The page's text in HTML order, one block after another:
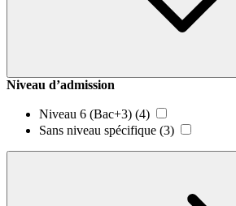
Niveau d’admission
Niveau 6 (Bac+3) (4)
Sans niveau spécifique (3)